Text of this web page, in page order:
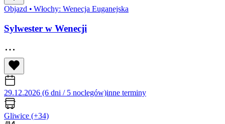
Objazd • Włochy: Wenecja Euganejska
Sylwester w Wenecji
29.12.2026 (6 dni / 5 noclegów)inne terminy
Gliwice (+34)